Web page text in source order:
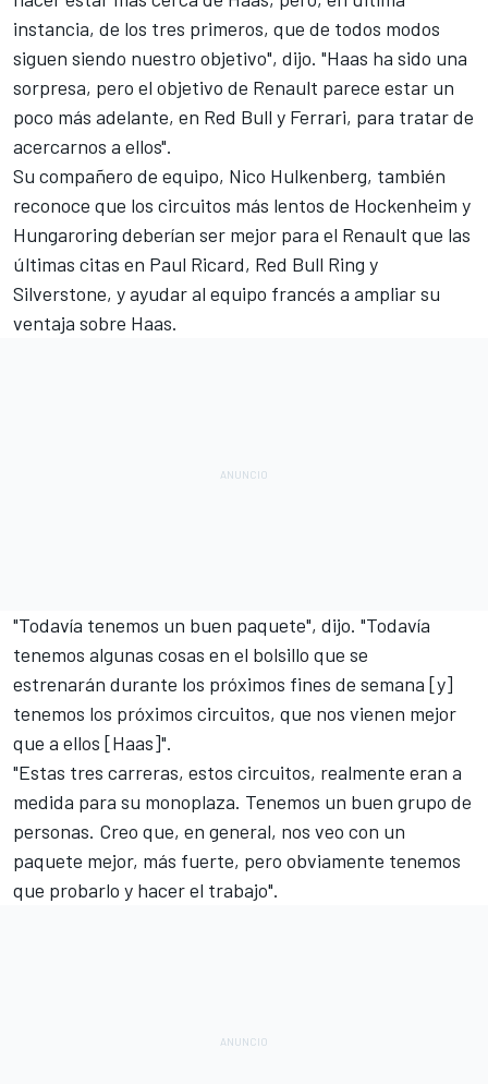
instancia, de los tres primeros, que de todos modos
siguen siendo nuestro objetivo", dijo. "Haas ha sido una
sorpresa, pero el objetivo de Renault parece estar un
poco más adelante, en Red Bull y Ferrari, para tratar de
acercarnos a ellos".
Su compañero de equipo, Nico Hulkenberg, también
reconoce que los circuitos más lentos de Hockenheim y
Hungaroring deberían ser mejor para el Renault que las
últimas citas en Paul Ricard, Red Bull Ring y
Silverstone, y ayudar al equipo francés a ampliar su
ventaja sobre Haas.
"Todavía tenemos un buen paquete", dijo. "Todavía
tenemos algunas cosas en el bolsillo que se
estrenarán durante los próximos fines de semana [y]
tenemos los próximos circuitos, que nos vienen mejor
que a ellos [Haas]".
"Estas tres carreras, estos circuitos, realmente eran a
medida para su monoplaza. Tenemos un buen grupo de
personas. Creo que, en general, nos veo con un
paquete mejor, más fuerte, pero obviamente tenemos
que probarlo y hacer el trabajo".